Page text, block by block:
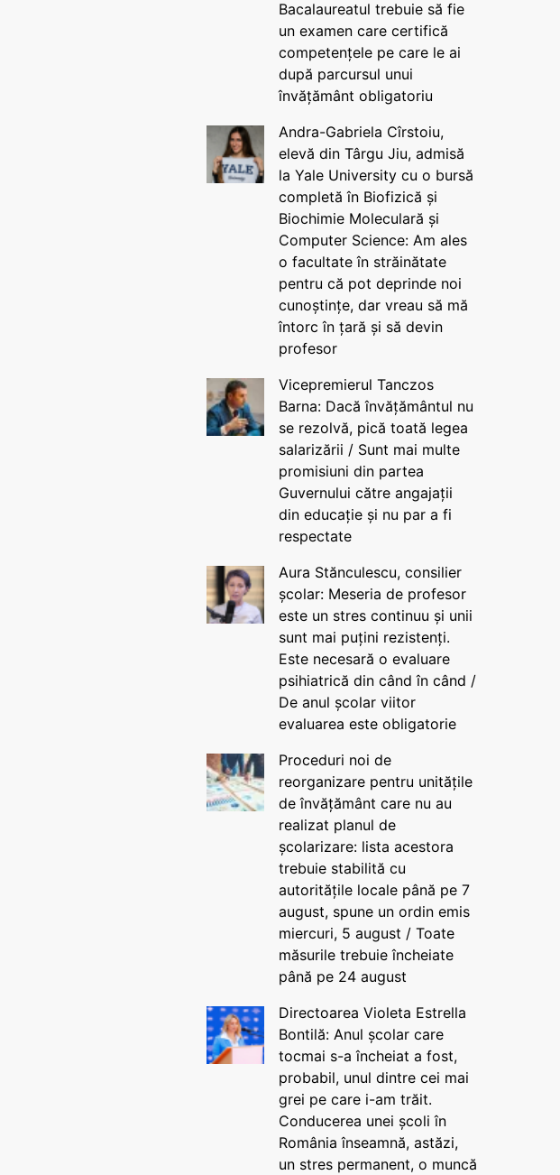
Bacalaureatul trebuie să fie
un examen care certifică
competențele pe care le ai
după parcursul unui
învățământ obligatoriu
Andra-Gabriela Cîrstoiu,
elevă din Târgu Jiu, admisă
la Yale University cu o bursă
completă în Biofizică și
Biochimie Moleculară și
Computer Science: Am ales
o facultate în străinătate
pentru că pot deprinde noi
cunoștințe, dar vreau să mă
întorc în țară și să devin
profesor
Vicepremierul Tanczos
Barna: Dacă învățământul nu
se rezolvă, pică toată legea
salarizării / Sunt mai multe
promisiuni din partea
Guvernului către angajații
din educație și nu par a fi
respectate
Aura Stănculescu, consilier
școlar: Meseria de profesor
este un stres continuu și unii
sunt mai puțini rezistenți.
Este necesară o evaluare
psihiatrică din când în când /
De anul școlar viitor
evaluarea este obligatorie
Proceduri noi de
reorganizare pentru unitățile
de învățământ care nu au
realizat planul de
școlarizare: lista acestora
trebuie stabilită cu
autoritățile locale până pe 7
august, spune un ordin emis
miercuri, 5 august / Toate
măsurile trebuie încheiate
până pe 24 august
Directoarea Violeta Estrella
Bontilă: Anul școlar care
tocmai s-a încheiat a fost,
probabil, unul dintre cei mai
grei pe care i-am trăit.
Conducerea unei școli în
România înseamnă, astăzi,
un stres permanent, o muncă